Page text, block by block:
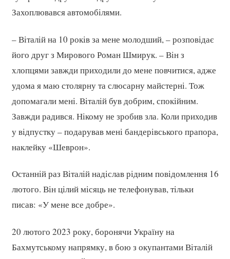
Захоплювався автомобілями.
– Віталій на 10 років за мене молодший, – розповідає
його друг з Мирового Роман Шмирук. – Він з
хлопцями завжди приходили до мене повчитися, адже
удома я маю столярну та слюсарну майстерні. Тож
допомагали мені. Віталій був добрим, спокійним.
Завжди радився. Нікому не зробив зла. Коли приходив
у відпустку – подарував мені бандерівського прапора,
наклейку «Шеврон».
Останній раз Віталій надіслав рідним повідомлення 16
лютого. Він цілий місяць не телефонував, тільки
писав: «У мене все добре».
20 лютого 2023 року, боронячи Україну на
Бахмутському напрямку, в бою з окупантами Віталій